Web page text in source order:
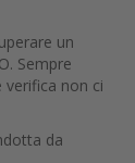
un
Sempre
non ci
da